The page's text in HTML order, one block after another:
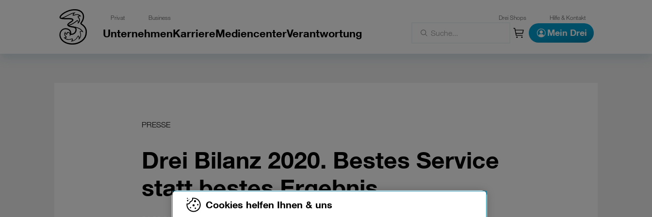
Privat Business Drei Shops Hilfe & Kontakt
UnternehmenKarriereMediencenterVerantwortung Mein Drei
PRESSE
Drei Bilanz 2020. Bestes Service
statt bestes Ergebnis.
Cookies helfen Ihnen & uns